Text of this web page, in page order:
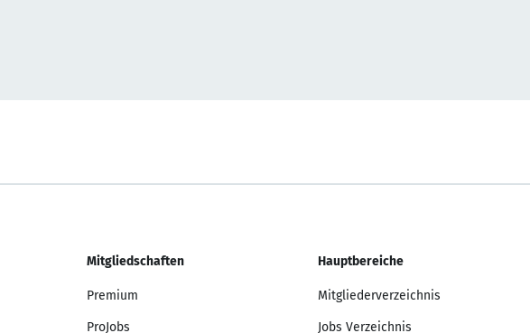
Mitgliedschaften
Premium
ProJobs
Hauptbereiche
Mitgliederverzeichnis
Jobs Verzeichnis